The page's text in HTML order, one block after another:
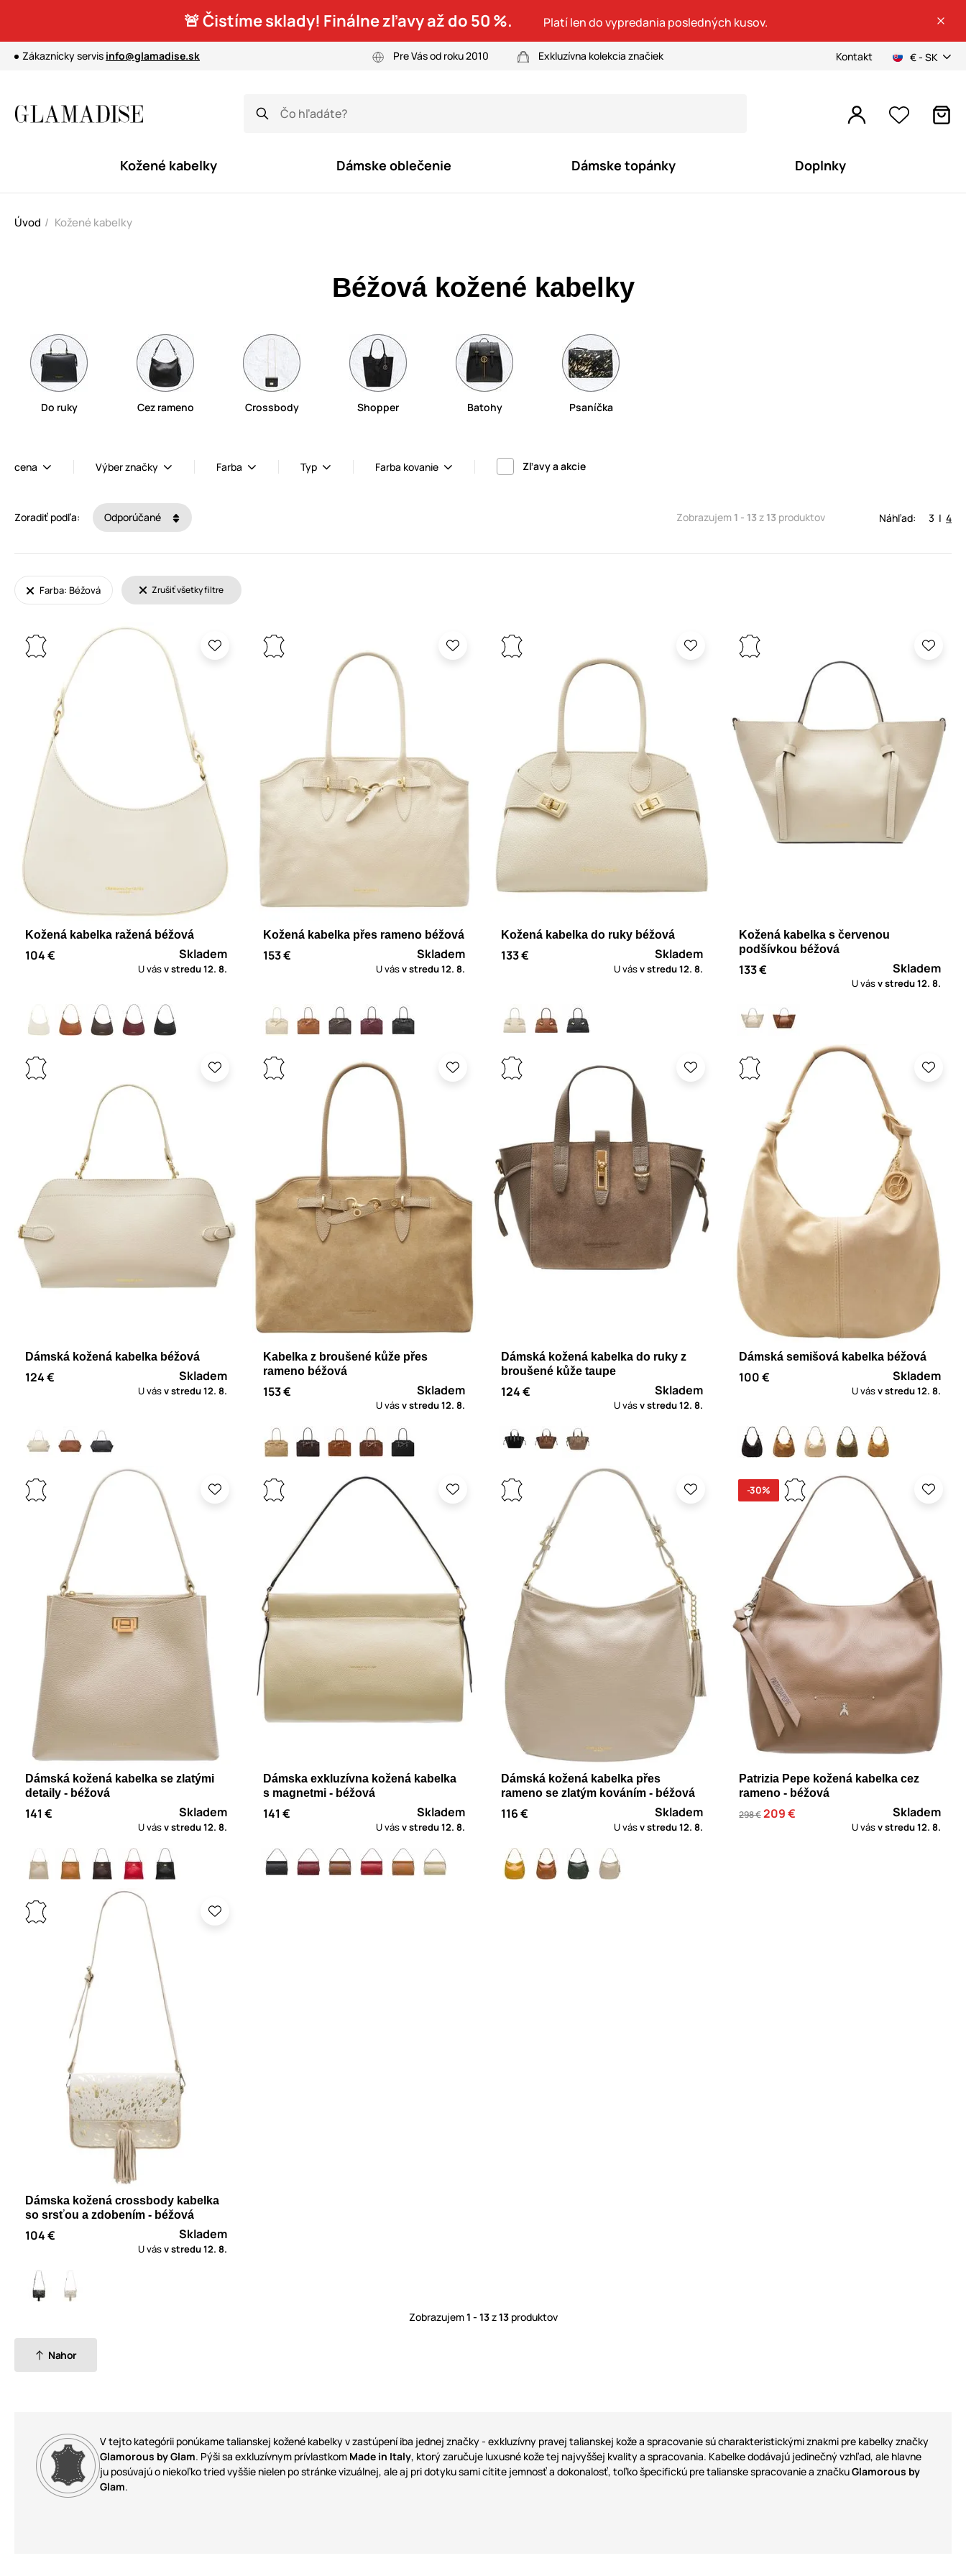
🚨 Čistíme sklady! Finálne zľavy až do 50 %. Platí len do vypredania posledných kusov.
Zákaznícky servis info@glamadise.sk Pre Vás od roku 2010 Exkluzívna kolekcia značiek Kontakt € - SK
Kožené kabelky Dámske oblečenie Dámske topánky Doplnky
Úvod Kožené kabelky
Béžová kožené kabelky
Do ruky Cez rameno Crossbody Shopper Batohy Psaníčka
cena Výber značky Farba Typ Farba kovanie Zľavy a akcie
Zoradiť podľa: Odporúčané Zobrazujem 1 - 13 z 13 produktov Náhľad: 3 | 4
Zrušiť všetky filtre
Farba: Béžová
Kožená kabelka ražená béžová
104 € Skladem
U vásv stredu12. 8.
Kožená kabelka přes rameno béžová
153 € Skladem
U vásv stredu12. 8.
Kožená kabelka do ruky béžová
133 € Skladem
U vásv stredu12. 8.
Kožená kabelka s červenou
podšívkou béžová
133 € Skladem
U vásv stredu12. 8.
Dámská kožená kabelka béžová
124 € Skladem
U vásv stredu12. 8.
Kabelka z broušené kůže přes
rameno béžová
153 € Skladem
U vásv stredu12. 8.
Dámská kožená kabelka do ruky z
broušené kůže taupe
124 € Skladem
U vásv stredu12. 8.
Dámská semišová kabelka béžová
100 € Skladem
U vásv stredu12. 8.
Dámská kožená kabelka se zlatými
detaily - béžová
141 € Skladem
U vásv stredu12. 8.
Dámska exkluzívna kožená kabelka
s magnetmi - béžová
141 € Skladem
U vásv stredu12. 8.
Dámská kožená kabelka přes
rameno se zlatým kováním - béžová
116 € Skladem
U vásv stredu12. 8.
-30%
Patrizia Pepe kožená kabelka cez
rameno - béžová
298 €209 € Skladem
U vásv stredu12. 8.
Dámska kožená crossbody kabelka
so srsťou a zdobením - béžová
104 € Skladem
U vásv stredu12. 8.
Nahor
Zobrazujem1 - 13z13produktov
V tejto kategórii ponúkame talianskej kožené kabelky v zastúpení iba jednej značky - exkluzívny pravej talianskej kože a spracovanie sú charakteristickými znakmi pre kabelky značky
Glamorous by Glam. Pýši sa exkluzívnym prívlastkom Made in Italy, ktorý zaručuje luxusné kože tej najvyššej kvality a spracovania. Kabelke dodávajú jedinečný vzhľad, ale hlavne
ju posúvajú o niekoľko tried vyššie nielen po stránke vizuálnej, ale aj pri dotyku sami cítite jemnosť a dokonalosť, toľko špecifickú pre talianske spracovanie a značkuGlamorous by
Glam.